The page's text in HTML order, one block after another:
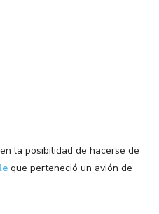
la posibilidad de hacerse de
que perteneció un avión de